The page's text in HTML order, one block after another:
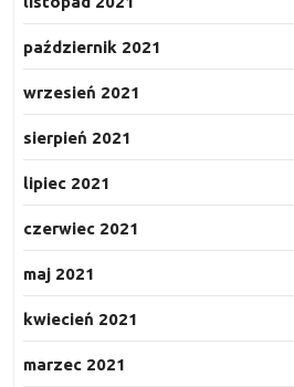
październik 2021
wrzesień 2021
sierpień 2021
lipiec 2021
czerwiec 2021
maj 2021
kwiecień 2021
marzec 2021